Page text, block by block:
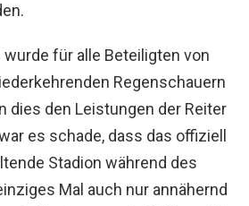
wurde für alle Beteiligten von
Regenschauern
dies den Leistungen der Reiter
es schade, dass das offiziell
Stadion während des
Mal auch nur annähernd